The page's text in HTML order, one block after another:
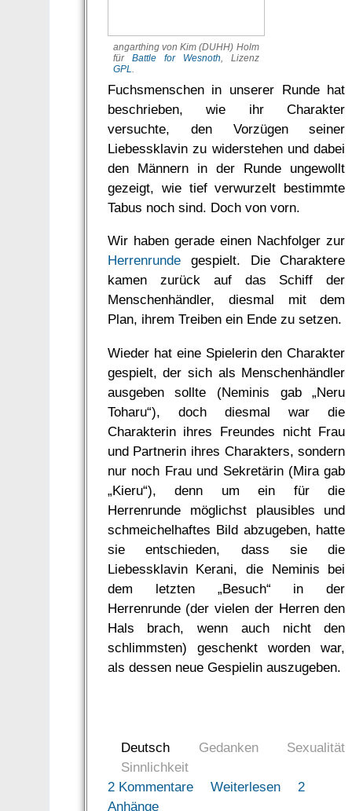
angarthing von Kim (DUHH) Holm
für Battle for Wesnoth, Lizenz
GPL.
Fuchsmenschen in unserer Runde hat
beschrieben, wie ihr Charakter
versuchte, den Vorzügen seiner
Liebessklavin zu widerstehen und dabei
den Männern in der Runde ungewollt
gezeigt, wie tief verwurzelt bestimmte
Tabus noch sind. Doch von vorn.
Wir haben gerade einen Nachfolger zur
Herrenrundegespielt. Die Charaktere
kamen zurück auf das Schiff der
Menschenhändler, diesmal mit dem
Plan, ihrem Treiben ein Ende zu setzen.
Wieder hat eine Spielerin den Charakter
gespielt, der sich als Menschenhändler
ausgeben sollte (Neminis gab „Neru
Toharu“), doch diesmal war die
Charakterin ihres Freundes nicht Frau
und Partnerin ihres Charakters, sondern
nur noch Frau und Sekretärin (Mira gab
„Kieru“), denn um ein für die
Herrenrunde möglichst plausibles und
schmeichelhaftes Bild abzugeben, hatte
sie entschieden, dass sie die
Liebessklavin Kerani, die Neminis bei
dem letzten „Besuch“ in der
Herrenrunde (der vielen der Herren den
Hals brach, wenn auch nicht den
schlimmsten) geschenkt worden war,
als dessen neue Gespielin auszugeben.
Deutsch Gedanken
Sexualität
Sinnlichkeit
2 Kommentare
Weiterlesen
2
Anhänge